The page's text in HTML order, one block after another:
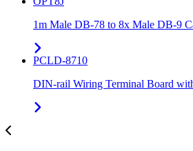
1m Male DB-78 to 8x Male DB-9
PCLD-8710
DIN-rail Wiring Terminal Board